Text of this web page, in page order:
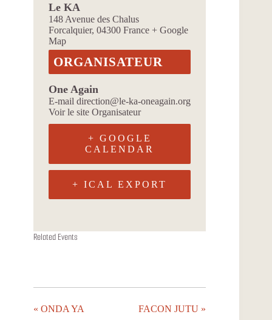
Le KA
148 Avenue des Chalus
Forcalquier, 04300 France + Google
Map
ORGANISATEUR
One Again
E-mail direction@le-ka-oneagain.org
Voir le site Organisateur
+ GOOGLE
CALENDAR
+ ICAL EXPORT
Related Events
11 août à 19h00
FACON JUTU
LES STEADIES
« ONDA YA FACON JUTU »